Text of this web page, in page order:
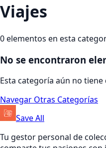
Viajes
0elementos en esta
No se encontraron
Esta categoría aún no tiene
Navegar Otras Categorías
Save All
Tu gestor personal de